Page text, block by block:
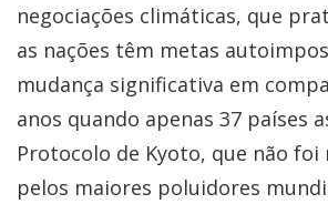
negociações climáticas, que
as nações têm metas
mudança significativa em
anos quando apenas 37 países
Protocolo de Kyoto, que não foi
pelos maiores poluidores